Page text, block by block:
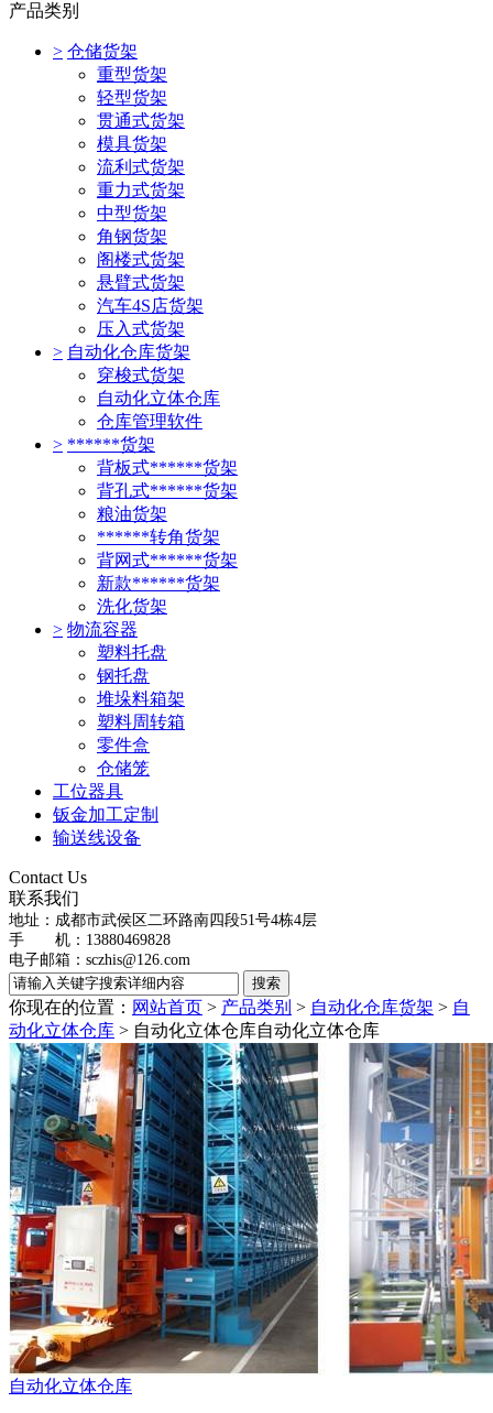
产品类别
> 仓储货架
重型货架
轻型货架
贯通式货架
模具货架
流利式货架
重力式货架
中型货架
角钢货架
阁楼式货架
悬臂式货架
汽车4S店货架
压入式货架
> 自动化仓库货架
穿梭式货架
自动化立体仓库
仓库管理软件
> ******货架
背板式******货架
背孔式******货架
粮油货架
******转角货架
背网式******货架
新款******货架
洗化货架
> 物流容器
塑料托盘
钢托盘
堆垛料箱架
塑料周转箱
零件盒
仓储笼
工位器具
钣金加工定制
输送线设备
Contact Us
联系我们
地址： 成都市武侯区二环路南四段51号4栋4层
手 机：13880469828
电子邮箱： sczhis@126.com
你现在的位置： 网站首页 > 产品类别 > 自动化仓库货架 > 自
动化立体仓库 > 自动化立体仓库自动化立体仓库
自动化立体仓库